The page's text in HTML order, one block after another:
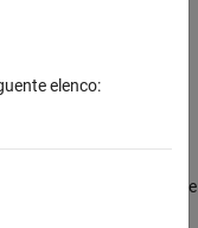
. Use this operator in the
elenco: